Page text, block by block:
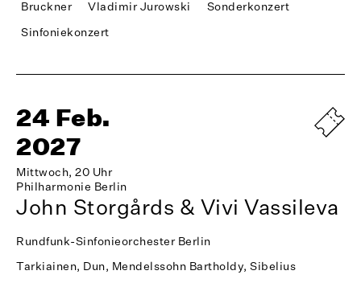
Bruckner Vladimir Jurowski
Sonderkonzert
Sinfoniekonzert
24 Feb.
2027
Mittwoch, 20 Uhr
Philharmonie Berlin
John Storgårds & Vivi Vassileva
Rundfunk-Sinfonieorchester Berlin
Tarkiainen, Dun, Mendelssohn Bartholdy, Sibelius